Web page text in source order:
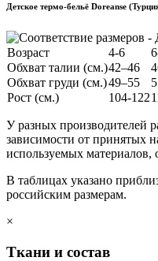
Детское термо-бельё Doreanse
Возраст 4-6
Обхват талии (см.)42–46
Обхват груди (см.)49–55
Рост (см.)
104-122
У разных производителей
зависимости от принятых
используемых материалов,
В таблицах указано
российским размерам.
×
Ткани и состав